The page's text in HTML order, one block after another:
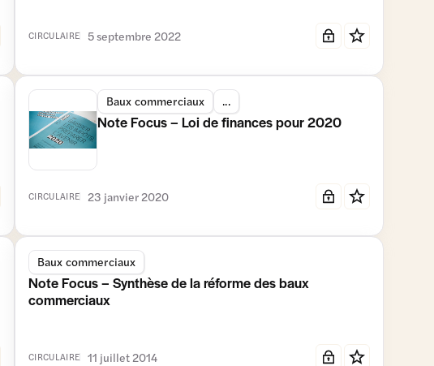
CIRCULAIRE 5 septembre 2022
Baux commerciaux ...
Note Focus – Loi de finances pour 2020
CIRCULAIRE 23 janvier 2020
Baux commerciaux
Note Focus – Synthèse de la réforme des baux
commerciaux
CIRCULAIRE 11 juillet 2014